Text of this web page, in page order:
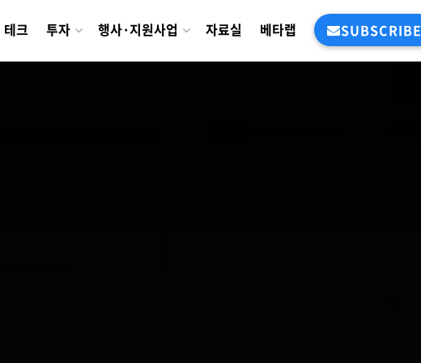
테크 투자 행사·지원사업 자료실 베타랩 SUBSCRIBE